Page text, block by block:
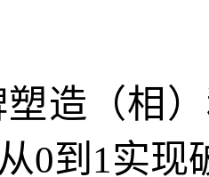
造（相
0到1实现